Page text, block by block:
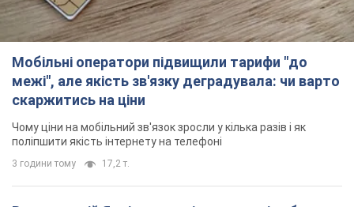
валить чорний дим. Фото і відео
Місто, ймовірно, опинилося під атакою дронів
годину тому
У Коблевому на Миколаївщині стався вибух у
морі: загинув чоловік, є постраждалі
Чоловік, ймовірно, підірвався на морській міні
2 години тому 2,9 т.